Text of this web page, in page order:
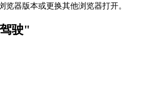
器版本或更换其他浏览器打开。
驶"